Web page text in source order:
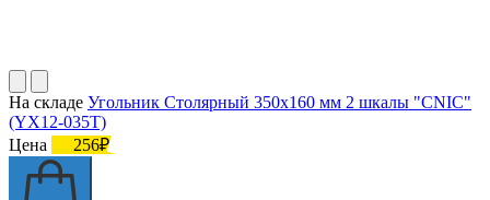
На складе Угольник Столярный 350х160 мм 2 шкалы "CNIC"
(YX12-035T)
Цена
256₽